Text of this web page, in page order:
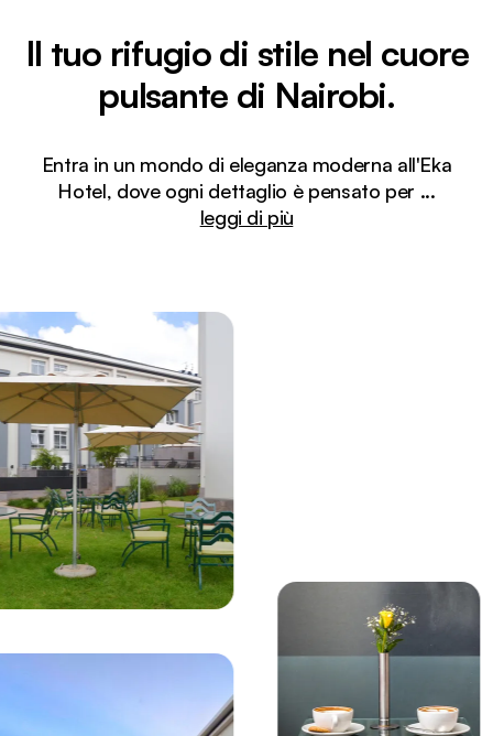
Il tuo rifugio di stile nel cuore
pulsante di Nairobi.
Entra in un mondo di eleganza moderna all'Eka
Hotel, dove ogni dettaglio è pensato per ...
leggi di più